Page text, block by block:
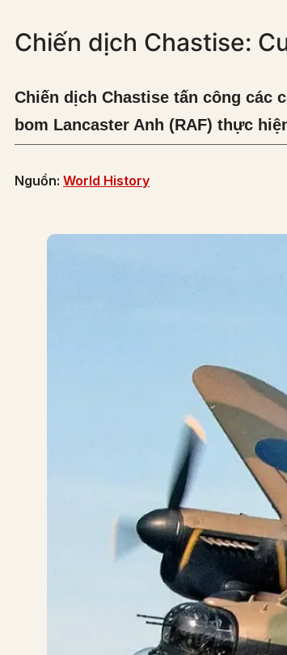
Chiến dịch Chastise:
Chiến dịch Chastise tấn công các
bom Lancaster Anh (RAF) thực
Nguồn: World History